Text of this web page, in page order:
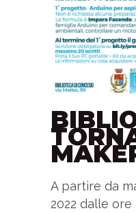
A partire da
2022 dalle ore